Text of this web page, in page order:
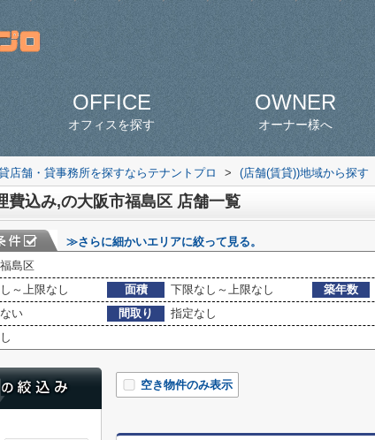
OFFICE
オフィスを探す
OWNER
オーナー様へ
店舗・貸事務所を探すならテナントプロ > (店舗(賃貸))地域から探す
費込み,の大阪市福島区 店舗一覧
≫さらに細かいエリアに絞って見る。
島区
～上限なし 面積 下限なし～上限なし 築年数
い 間取り
指定なし
空き物件のみ表示